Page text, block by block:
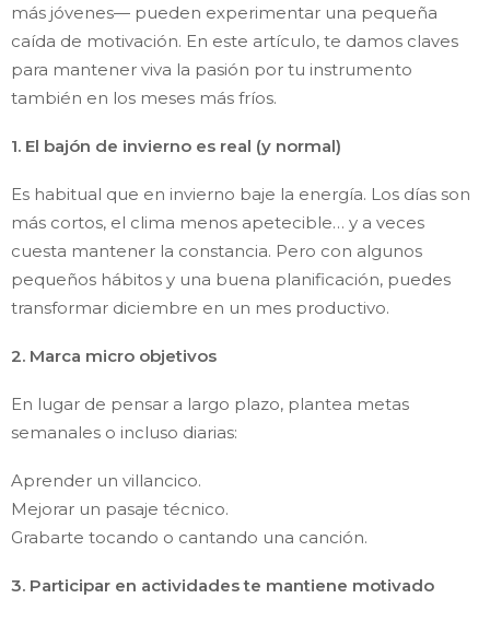
más jóvenes— pueden experimentar una pequeña
caída de motivación. En este artículo, te damos claves
para mantener viva la pasión por tu instrumento
también en los meses más fríos.
1. El bajón de invierno es real (y normal)
Es habitual que en invierno baje la energía. Los días son
más cortos, el clima menos apetecible… y a veces
cuesta mantener la constancia. Pero con algunos
pequeños hábitos y una buena planificación, puedes
transformar diciembre en un mes productivo.
2. Marca micro objetivos
En lugar de pensar a largo plazo, plantea metas
semanales o incluso diarias:
Aprender un villancico.
Mejorar un pasaje técnico.
Grabarte tocando o cantando una canción.
3. Participar en actividades te mantiene motivado